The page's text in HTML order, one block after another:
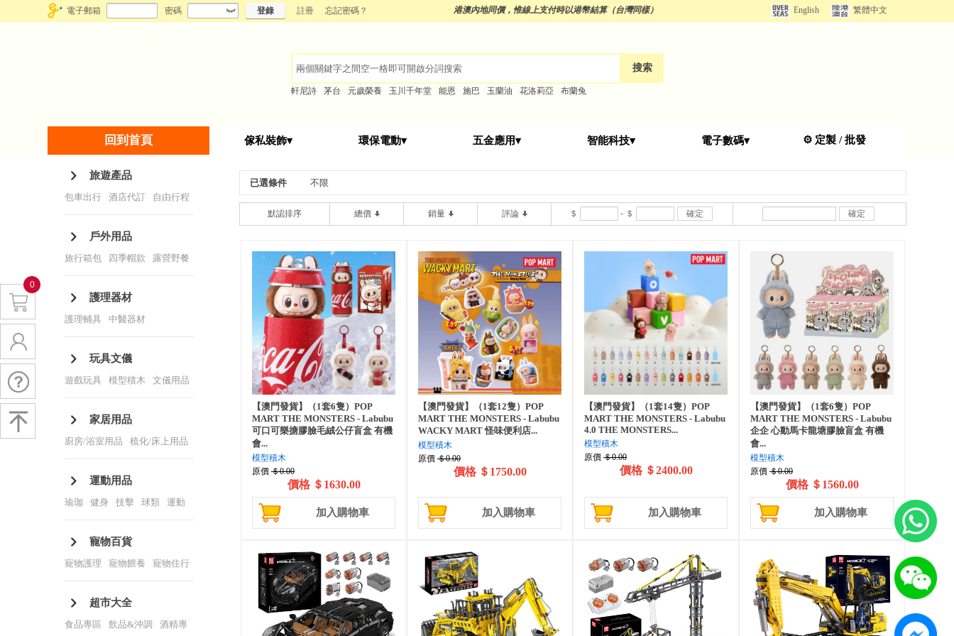
English 繁體中文
電子郵箱 密碼 登錄 註冊 忘記密碼？ 港澳內地同價， 惟線上支付時以港幣結算（台灣同樣）
搜索
軒尼詩 茅台 元歲榮養 玉川千年堂 能恩 施巴 玉蘭油 花洛莉亞 布蘭兔
傢私裝飾▾ 環保電動▾ 五金應用▾ 智能科技▾ 電子數碼▾ ⚙️ 定製 / 批發
回到首頁
旅遊產品
包車出行 酒店代訂 自由行程
戶外用品
旅行箱包 四季帽款
露營野餐
/ 一次性用品 / 戶外裝備
護理器材
護理輔具 中醫器材
玩具文儀
遊戲玩具 模型積木
文儀用品
/ 打印耗材 / 3D打印及耗材 / 包
裝耗材家居用品
廚房/浴室用品
梳化/床上用品
/ 收納/展示 / 手套/清潔 / 香薰/
蠟燭
運動用品
瑜珈 健身 技擊 球類
運動
衫褲
寵物百貨
寵物護理 寵物餵養
寵物住行
/ 寵物玩具 / 寵物食品 / 寵物保
健
超市大全
食品專區 飲品&沖調 酒精專
已選條件 不限
默認排序 總價 銷量 評論 ＄ - ＄ 確定 確定
【澳門發貨】（1套6隻）POP
MART THE MONSTERS - Labubu
可口可樂搪膠臉毛絨公仔盲盒 有機
會...
模型積木
原價 ＄0.00
價格 ＄1630.00
加入購物車
【澳門發貨】（1套12隻）POP
MART THE MONSTERS - Labubu
WACKY MART 怪味便利店...
模型積木
原價 ＄0.00
價格 ＄1750.00
加入購物車
【澳門發貨】（1套14隻）POP
MART THE MONSTERS - Labubu
4.0 THE MONSTERS...
模型積木
原價 ＄0.00
價格 ＄2400.00
加入購物車
【澳門發貨】（1套6隻）POP
MART THE MONSTERS - Labubu
企企 心動馬卡龍塘膠臉盲盒 有機
會...
模型積木
原價 ＄0.00
價格 ＄1560.00
加入購物車
0